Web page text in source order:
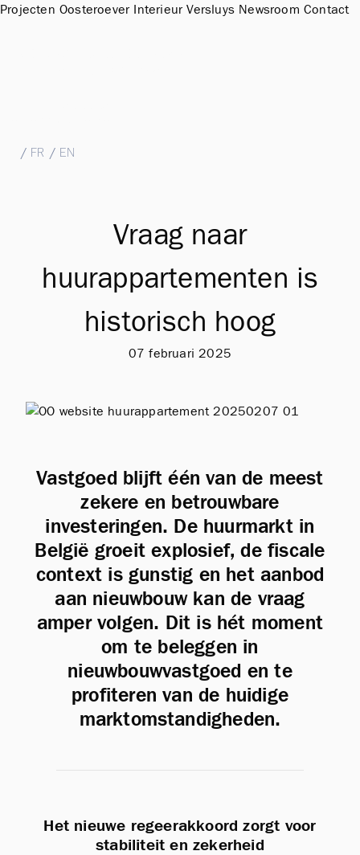
Projecten Oosteroever Interieur Versluys Newsroom Contact
/ FR / EN
Vraag naar
huurappartementen is
historisch hoog
07 februari 2025
Vastgoed blijft één van de meest
zekere en betrouwbare
investeringen. De huurmarkt in
België groeit explosief, de fiscale
context is gunstig en het aanbod
aan nieuwbouw kan de vraag
amper volgen. Dit is hét moment
om te beleggen in
nieuwbouwvastgoed en te
profiteren van de huidige
marktomstandigheden.
Het nieuwe regeerakkoord zorgt voor
stabiliteit en zekerheid